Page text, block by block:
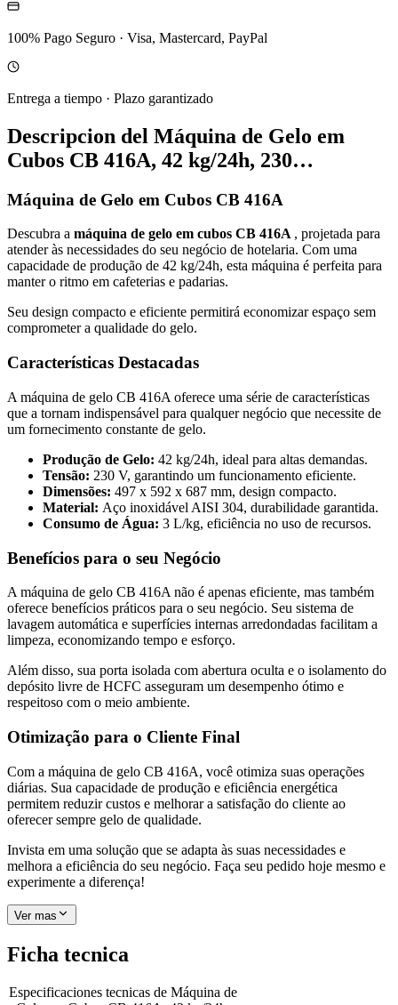
100% Pago Seguro · Visa, Mastercard, PayPal
Entrega a tiempo · Plazo garantizado
Descripcion del Máquina de Gelo em
Cubos CB 416A, 42 kg/24h, 230…
Máquina de Gelo em Cubos CB 416A
Descubra a máquina de gelo em cubos CB 416A , projetada para
atender às necessidades do seu negócio de hotelaria. Com uma
capacidade de produção de 42 kg/24h, esta máquina é perfeita para
manter o ritmo em cafeterias e padarias.
Seu design compacto e eficiente permitirá economizar espaço sem
comprometer a qualidade do gelo.
Características Destacadas
A máquina de gelo CB 416A oferece uma série de características
que a tornam indispensável para qualquer negócio que necessite de
um fornecimento constante de gelo.
Produção de Gelo: 42 kg/24h, ideal para altas demandas.
Tensão: 230 V, garantindo um funcionamento eficiente.
Dimensões: 497 x 592 x 687 mm, design compacto.
Material: Aço inoxidável AISI 304, durabilidade garantida.
Consumo de Água: 3 L/kg, eficiência no uso de recursos.
Benefícios para o seu Negócio
A máquina de gelo CB 416A não é apenas eficiente, mas também
oferece benefícios práticos para o seu negócio. Seu sistema de
lavagem automática e superfícies internas arredondadas facilitam a
limpeza, economizando tempo e esforço.
Além disso, sua porta isolada com abertura oculta e o isolamento do
depósito livre de HCFC asseguram um desempenho ótimo e
respeitoso com o meio ambiente.
Otimização para o Cliente Final
Com a máquina de gelo CB 416A, você otimiza suas operações
diárias. Sua capacidade de produção e eficiência energética
permitem reduzir custos e melhorar a satisfação do cliente ao
oferecer sempre gelo de qualidade.
Invista em uma solução que se adapta às suas necessidades e
melhora a eficiência do seu negócio. Faça seu pedido hoje mesmo e
experimente a diferença!
Ver mas
Ficha tecnica
Especificaciones tecnicas de Máquina de